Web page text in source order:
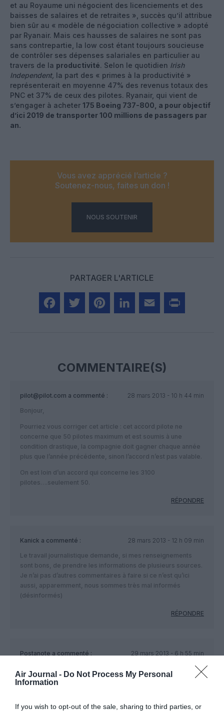
Air Journal - Do Not Process My Personal
Information
If you wish to opt-out of the sale, sharing to third parties, or
et au Royaume uni négocient des licenciements et des
baisses de salaires et de retraites », succès qu’il attribue
bien sûr au « modèle de négociation collective » adopté
par Ryanair. Mais ces hausses de salaires ne sont pas
sans contrepartie, la low cost étant toujours soucieuse
de contrôler ses dépenses salariales en particulier au
travers de la productivité. Selon le quotidien Irish
Independent, la part des « primes à la productivité »
représenterait en moyenne 47% des revenus totaux des
PNC et 37% de ceux des pilotes. Ryanair, qui vient de
s’engager à acheter 175 Boeing 737-800, a pour objectif
d’ici 2019 de transporter 100 millions de passagers par
an.
Vous avez apprécié l’article ?
Soutenez-nous, faites un don !
NOUS SOUTENIR
PARTAGER L'ARTICLE
COMMENTAIRE(S)
pilot@pilot.com a commenté :
28 mars 2013 - 10 h 44 min
Bonjour,
Pourriez vous corriger cet article : cet accord pilote ne
concerne que 50 pilotes maximum et est soumis à une
condition drastique, la compagnie doit gagner chaque année
plus que l’année précédente, sinon l’accord n’est pas valable.
On est loin d’un accord qui concerne les 3100
pilotes….seulement 50.
RÉPONDRE
Kanick a commenté :
28 mars 2013 - 12 h 09 min
Le travail journalistique demande, si mes renseignements
sont bons, de prendre les informations de plusieurs sources.
Je n’ai pas d’autres commentaires à faire si ce n’est qu’ici
aussi, apparemment, nous sommes très mal informés
(désinformés)
RÉPONDRE
Postanote a commenté :
29 mars 2013 - 6 h 55 min
Ryanair a l’habitude de publier des communiqués annonçant
qu’il a trouvé un accord avec lui-même.